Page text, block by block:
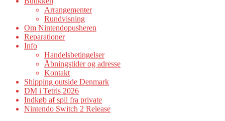
Arrangementer
Rundvisning
Om Nintendopusheren
Reparationer
Info
Handelsbetingelser
Åbningstider og adresse
Kontakt
Shipping outside Denmark
DM i Tetris 2026
Indkøb af spil fra private
Nintendo Switch 2 Release